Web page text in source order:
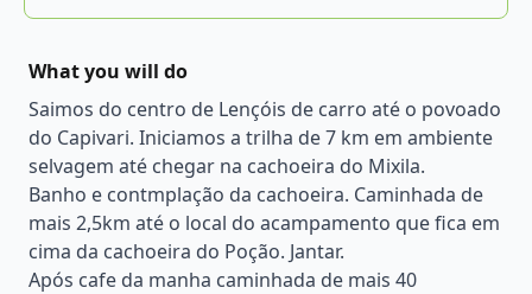
What you will do
Saimos do centro de Lençóis de carro até o povoado
do Capivari. Iniciamos a trilha de 7 km em ambiente
selvagem até chegar na cachoeira do Mixila.
Banho e contmplação da cachoeira. Caminhada de
mais 2,5km até o local do acampamento que fica em
cima da cachoeira do Poção. Jantar.
Após cafe da manha caminhada de mais 40